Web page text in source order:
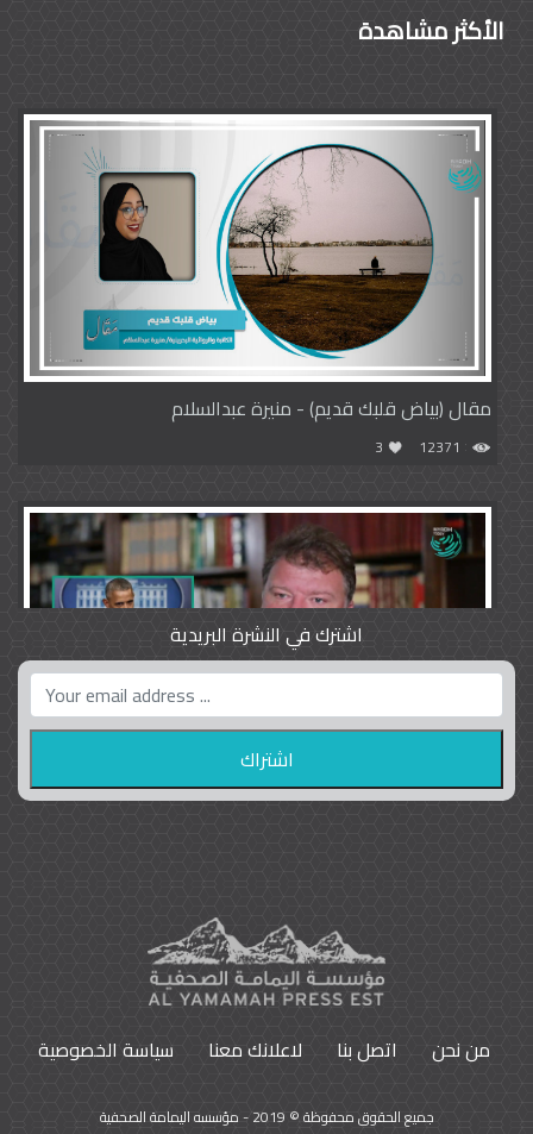
الأكثر مشاهدة
مقال (بياض قلبك قديم) - منيرة عبدالسلام
12371
3
واشنطن بوست واللوبي المزدوج
9794
اشترك في النشرة البريدية
من نحن اتصل بنا لاعلانك معنا سياسة الخصوصية
جميع الحقوق محفوظة © 2019 - مؤسسه اليمامة الصحفية